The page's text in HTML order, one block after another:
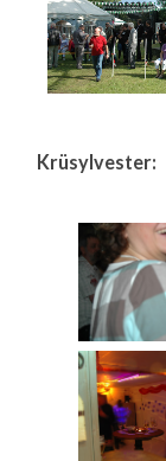
Krüsylvester: